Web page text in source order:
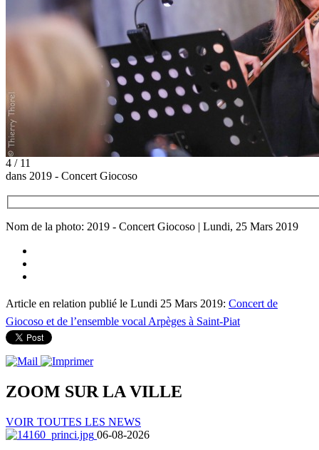
4 / 11
dans 2019 - Concert Giocoso
Nom de la photo: 2019 - Concert Giocoso | Lundi, 25 Mars 2019
Article en relation publié le Lundi 25 Mars 2019: Concert de
Giocoso et de l’ensemble vocal Arpèges à Saint-Piat
ZOOM SUR LAVILLE
VOIR TOUTES LES NEWS
06-08-2026